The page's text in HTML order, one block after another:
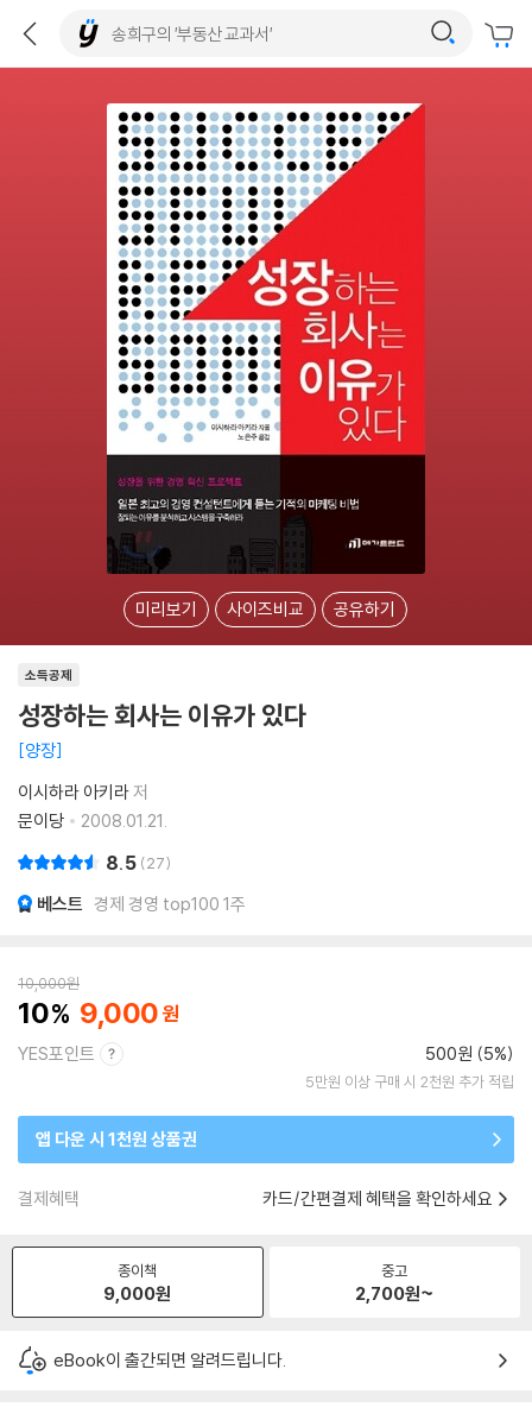
미리보기 사이즈비교 공유하기
소득공제
성장하는 회사는 이유가 있다
양장
이시하라 아키라저
문이당
2008.01.21.
8.5 27
베스트 경제 경영 top100 1주
10,000원
10 9,000
YES포인트 500원 (5%)
5만원 이상 구매 시 2천원 추가 적립
앱 다운 시 1천원 상품권
결제혜택 카드/간편결제 혜택을 확인하세요
종이책
9,000원
중고
2,700원~
eBook이 출간되면 알려드립니다.